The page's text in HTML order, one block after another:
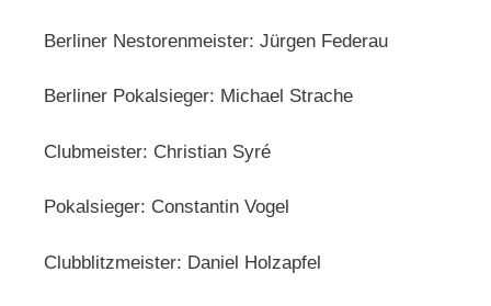
Berliner Nestorenmeister: Jürgen Federau
Berliner Pokalsieger: Michael Strache
Clubmeister: Christian Syré
Pokalsieger: Constantin Vogel
Clubblitzmeister: Daniel Holzapfel